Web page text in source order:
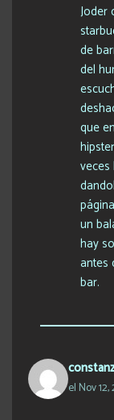
Joder
de
del
que
un
hay
antes
bar.
el Nov 12,